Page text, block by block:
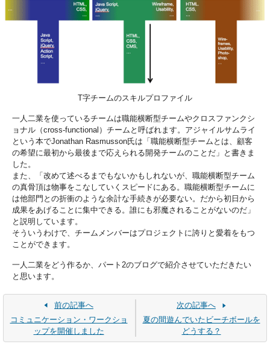
T字チームのスキルプロファイル
一人二業を使っているチームは職能横断型チームやクロスファンクシ
ョナル（cross-functional）チームと呼ばれます。アジャイルサムライ
という本でJonathan Rasmusson氏は「職能横断型チームとは、顧客
の希望に最初から最後まで応えられる開発チームのことだ」と書きま
した。
また、「改めて述べるまでもないかもしれないが、職能横断型チーム
の真骨頂は物事をこなしていくスピードにある。職能横断型チームに
は他部門との折衝のような余計な手続きが必要ない。だから初日から
成果をあげることに集中できる。誰にも邪魔されることがないのだ」
と説明しています。
そういうわけで、チームメンバーはプロジェクトに誇りと愛着をもつ
ことができます。
一人二業をどう作るか、パート2のブログで紹介させていただきたい
と思います。
前の記事へ
コミュニケーション・ワークショ
ップを開催しました
次の記事へ
夏の間遊んでいたビーチボールを
どうする？